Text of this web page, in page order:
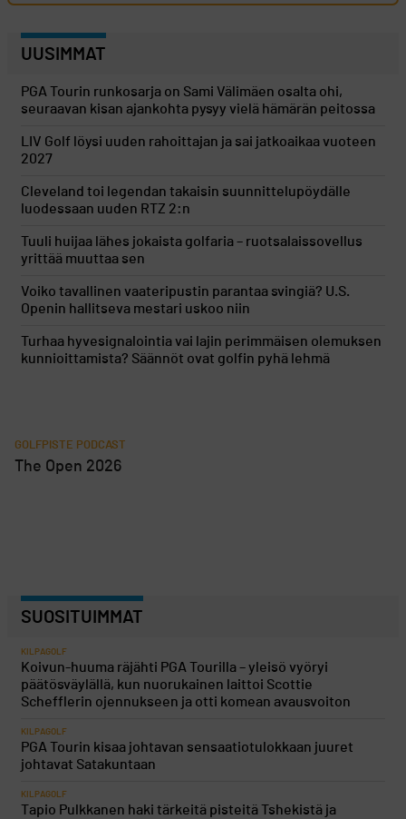
UUSIMMAT
PGA Tourin runkosarja on Sami Välimäen osalta ohi,
seuraavan kisan ajankohta pysyy vielä hämärän peitossa
LIV Golf löysi uuden rahoittajan ja sai jatkoaikaa vuoteen
2027
Cleveland toi legendan takaisin suunnittelupöydälle
luodessaan uuden RTZ 2:n
Tuuli huijaa lähes jokaista golfaria – ruotsalaissovellus
yrittää muuttaa sen
Voiko tavallinen vaateripustin parantaa svingiä? U.S.
Openin hallitseva mestari uskoo niin
Turhaa hyvesignalointia vai lajin perimmäisen olemuksen
kunnioittamista? Säännöt ovat golfin pyhä lehmä
GOLFPISTE PODCAST
The Open 2026
SUOSITUIMMAT
KILPAGOLF
Koivun-huuma räjähti PGA Tourilla – yleisö vyöryi
päätösväylällä, kun nuorukainen laittoi Scottie
Schefflerin ojennukseen ja otti komean avausvoiton
KILPAGOLF
PGA Tourin kisaa johtavan sensaatiotulokkaan juuret
johtavat Satakuntaan
KILPAGOLF
Tapio Pulkkanen haki tärkeitä pisteitä Tshekistä ja